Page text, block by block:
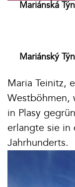
Mariánská
Mariánský
Maria Teinitz,
Westböhmen,
in Plasy
erlangte sie in
Jahrhunderts.